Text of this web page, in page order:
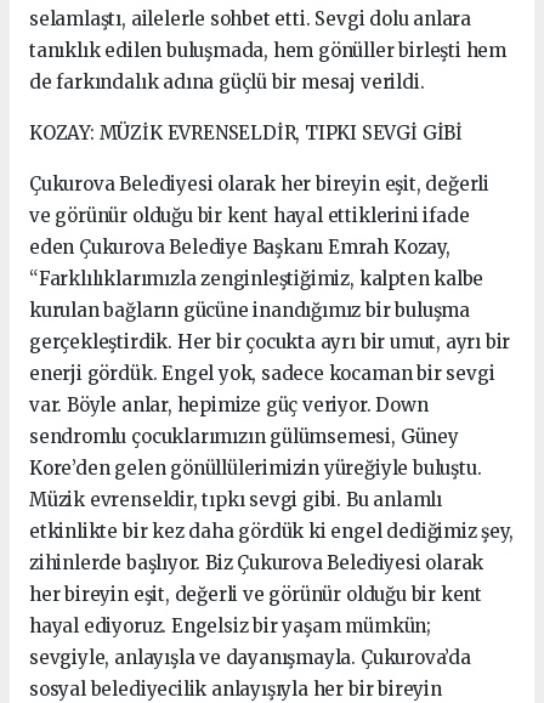
selamlaştı, ailelerle sohbet etti. Sevgi dolu anlara
tanıklık edilen buluşmada, hem gönüller birleşti hem
de farkındalık adına güçlü bir mesaj verildi.
KOZAY: MÜZİK EVRENSELDİR, TIPKI SEVGİ GİBİ
Çukurova Belediyesi olarak her bireyin eşit, değerli
ve görünür olduğu bir kent hayal ettiklerini ifade
eden Çukurova Belediye Başkanı Emrah Kozay,
“Farklılıklarımızla zenginleştiğimiz, kalpten kalbe
kurulan bağların gücüne inandığımız bir buluşma
gerçekleştirdik. Her bir çocukta ayrı bir umut, ayrı bir
enerji gördük. Engel yok, sadece kocaman bir sevgi
var. Böyle anlar, hepimize güç veriyor. Down
sendromlu çocuklarımızın gülümsemesi, Güney
Kore’den gelen gönüllülerimizin yüreğiyle buluştu.
Müzik evrenseldir, tıpkı sevgi gibi. Bu anlamlı
etkinlikte bir kez daha gördük ki engel dediğimiz şey,
zihinlerde başlıyor. Biz Çukurova Belediyesi olarak
her bireyin eşit, değerli ve görünür olduğu bir kent
hayal ediyoruz. Engelsiz bir yaşam mümkün;
sevgiyle, anlayışla ve dayanışmayla. Çukurova’da
sosyal belediyecilik anlayışıyla her bir bireyin